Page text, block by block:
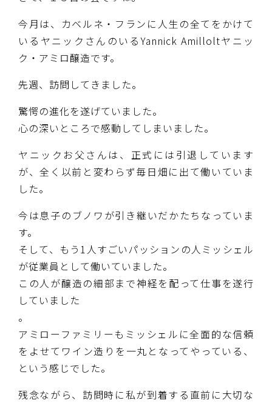
今月は、カベルネ・フランに人生の全てをかけて
いるヤニックさんのいるYannick Amilloltヤニッ
ク・アミロ醸造です。
先週、訪問してきました。
驚愕の進化を遂げていました。
心の深いところで感動してしまいました。
ヤニックお父さんは、正式には引退しています
が、全く以前と変わらず毎日畑に出て働いていま
した。
今は息子のブノワが引き継いだかたちなっていま
す。
そして、もう1人すごいパッションの人ミッシェル
が従業員として働いていました。
この人が醸造の細部まで神経を配って仕事を遂行
していました
。
アミローファミリーもミッシェルに全面的な信頼
をよせてワイン造りを一丸となってやっている、
という感じでした。
残念ながら、訪問時に私が到着する直前に大切な